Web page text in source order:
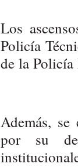
Los
Policía
de la Policía
Además,
por su